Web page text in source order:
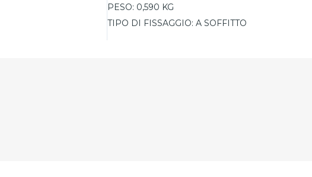
PESO: 0,590 KG
TIPO DI FISSAGGIO: A SOFFITTO